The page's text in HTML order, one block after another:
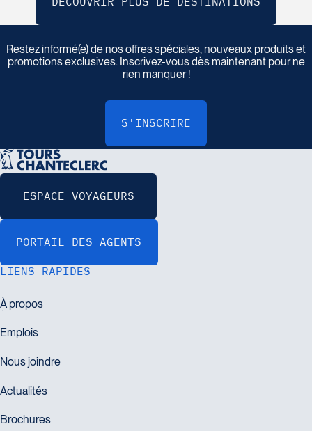
Insc ivez vous à n o tre inf lettre
Restez informé(e) de nos offres spéciales, nouveaux produits et
promotions exclusives. Inscrivez-vous dès maintenant pour ne
rien manquer !
LIENS RAPIDES